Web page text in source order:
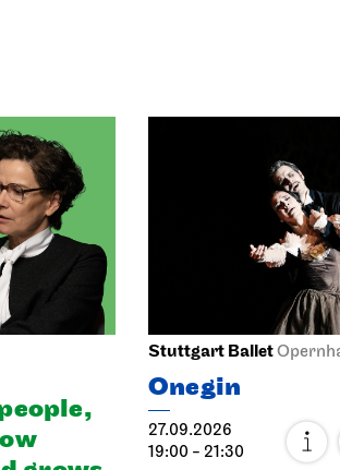
Stuttgart Ballet
Onegin
27.09.2026
19:00 - 21:30